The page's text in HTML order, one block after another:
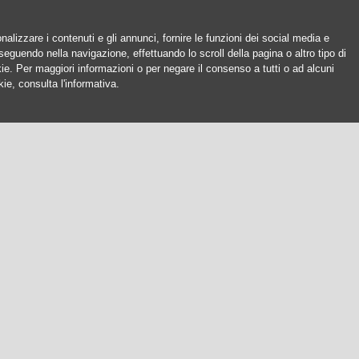
i contenuti e gli annunci, fornire le funzioni dei social media e
nella navigazione, effettuando lo scroll della pagina o altro tipo di
Per maggiori informazioni o per negare il consenso a tutti o ad alcuni
consulta l'informativa.